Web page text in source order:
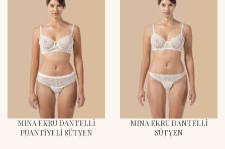
MINA EKRU DANTELLI
PUANTIYELI SÜTYEN
MINA EKRU DANTELLI
SÜTYEN